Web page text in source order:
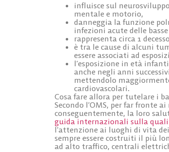
influisce sul
mentale e motorio,
danneggia la funzione
infezioni acute delle
rappresenta circa 1
è tra le cause di alcuni
essere associati ad
l’esposizione in età
anche negli anni
mettendolo
cardiovascolari.
Cosa fare allora per tutelare i
Secondo l’OMS, per far fronte
conseguentemente, la loro
guida internazionali sulla
l’attenzione ai luoghi di vita
sempre essere costruiti il più
ad alto traffico, centrali